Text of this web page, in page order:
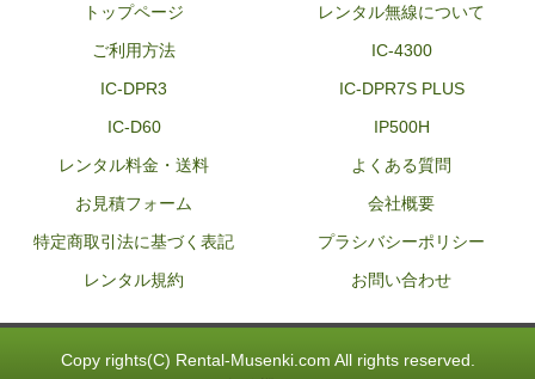
トップページ
レンタル無線について
ご利用方法
IC-4300
IC-DPR3
IC-DPR7S PLUS
IC-D60
IP500H
レンタル料金・送料
よくある質問
お見積フォーム
会社概要
特定商取引法に基づく表記
プラシバシーポリシー
レンタル規約
お問い合わせ
Copy rights(C) Rental-Musenki.com All rights reserved.